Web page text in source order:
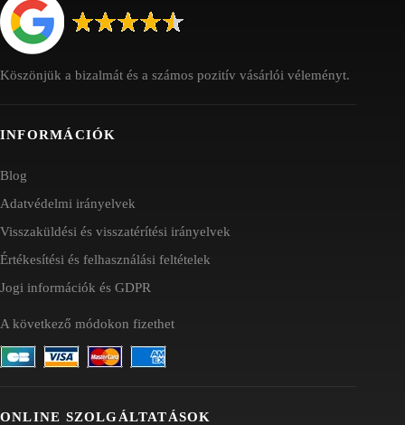
Köszönjük a bizalmát és a számos pozitív vásárlói véleményt.
INFORMÁCIÓK
Blog
Adatvédelmi irányelvek
Visszaküldési és visszatérítési irányelvek
Értékesítési és felhasználási feltételek
Jogi információk és GDPR
A következő módokon fizethet
ONLINE SZOLGÁLTATÁSOK